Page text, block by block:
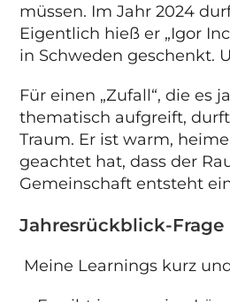
müssen. Im Jahr 2024
Eigentlich hieß er „Igor
in Schweden geschenkt.
Für einen „Zufall“, die
thematisch aufgreift,
Traum. Er ist warm,
geachtet hat, dass der
Gemeinschaft entsteht
Jahresrückblick-Frage
Meine Learnings kurz